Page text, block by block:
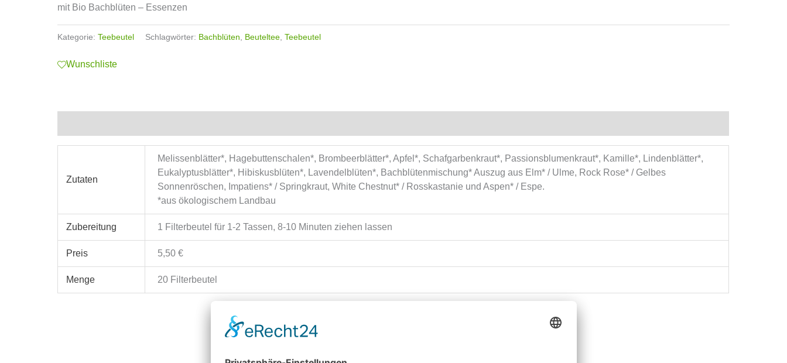
mit Bio Bachblüten – Essenzen
Kategorie:Teebeutel Schlagwörter: Bachblüten Beuteltee ,Teebeutel
Wunschliste
Zutaten
Melissenblätter*, Hagebuttenschalen*, Brombeerblätter*, Apfel*, Schafgarbenkraut*, Passionsblumenkraut*, Kamille*, Lindenblätter*,
Eukalyptusblätter*, Hibiskusblüten*, Lavendelblüten*, Bachblütenmischung* Auszug aus Elm* / Ulme, Rock Rose* / Gelbes
Sonnenröschen, Impatiens* / Springkraut, White Chestnut* / Rosskastanie und Aspen* / Espe.
*aus ökologischem Landbau
Zubereitung 1 Filterbeutel für 1-2 Tassen, 8-10 Minuten ziehen lassen
Preis 5,50 €
Menge 20 Filterbeutel